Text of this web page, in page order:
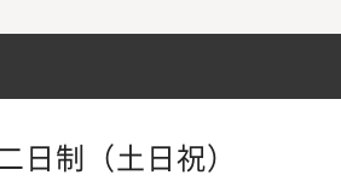
日制（土日祝）